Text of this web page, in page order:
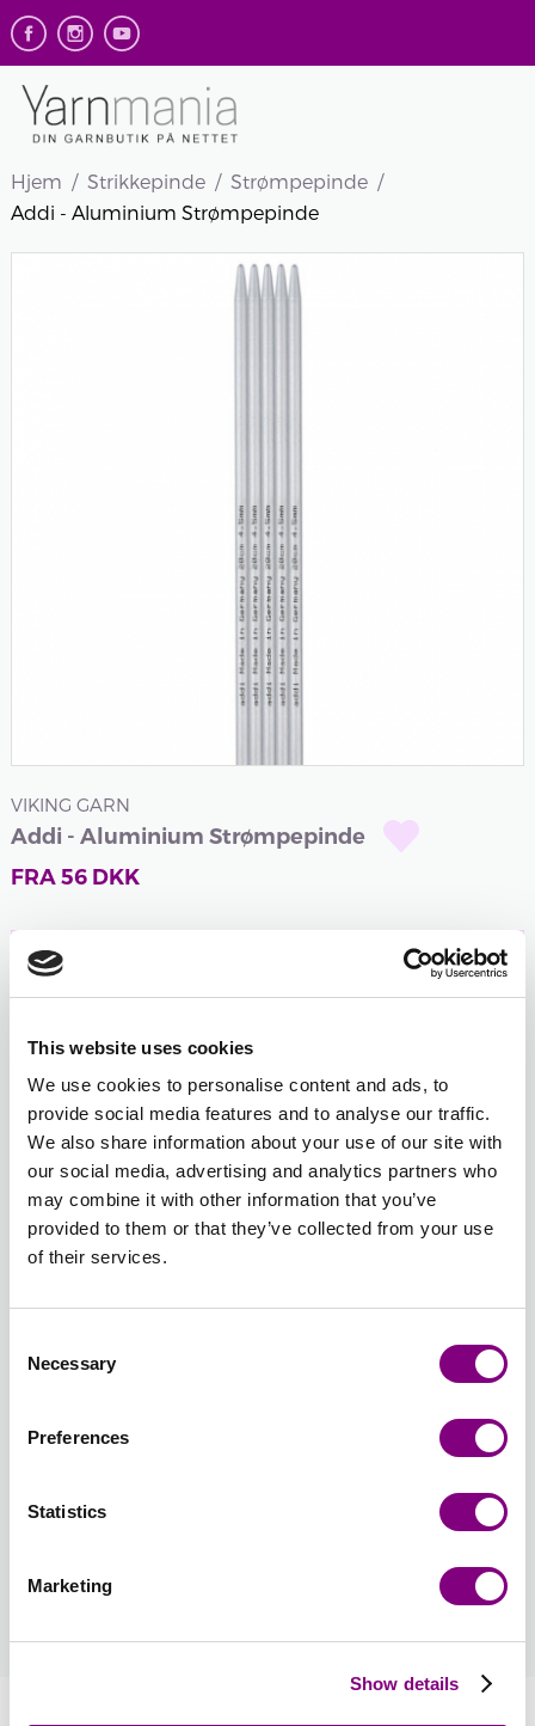
This website uses cookies
We use cookies to personalise content and ads, to
provide social media features and to analyse our traffic.
We also share information about your use of our site with
our social media, advertising and analytics partners who
may combine it with other information that you’ve
provided to them or that they’ve collected from your use
of their services.
Selection
Necessary
Preferences
Statistics
Marketing
Show details
Hjem Strikkepinde
Strømpepinde
Addi - Aluminium Strømpepinde
VIKING GARN
Addi - Aluminium Strømpepinde
FRA56DKK
når du køber dette
dag og begynd at optjene!
Addi - Eksklusive strømpepinde i aluminium af Tysk
kvalitet.læs mere
længde tykkelse
Antal
Hvordan bliver man medlem?